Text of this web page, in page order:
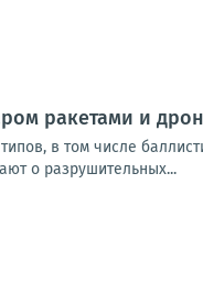
ракетами и
в том числе
о разрушительных...